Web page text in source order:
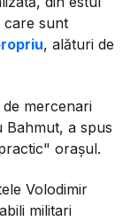
care sunt
, alături de
mercenari
Bahmut, a spus
oraşul.
Volodimir
militari